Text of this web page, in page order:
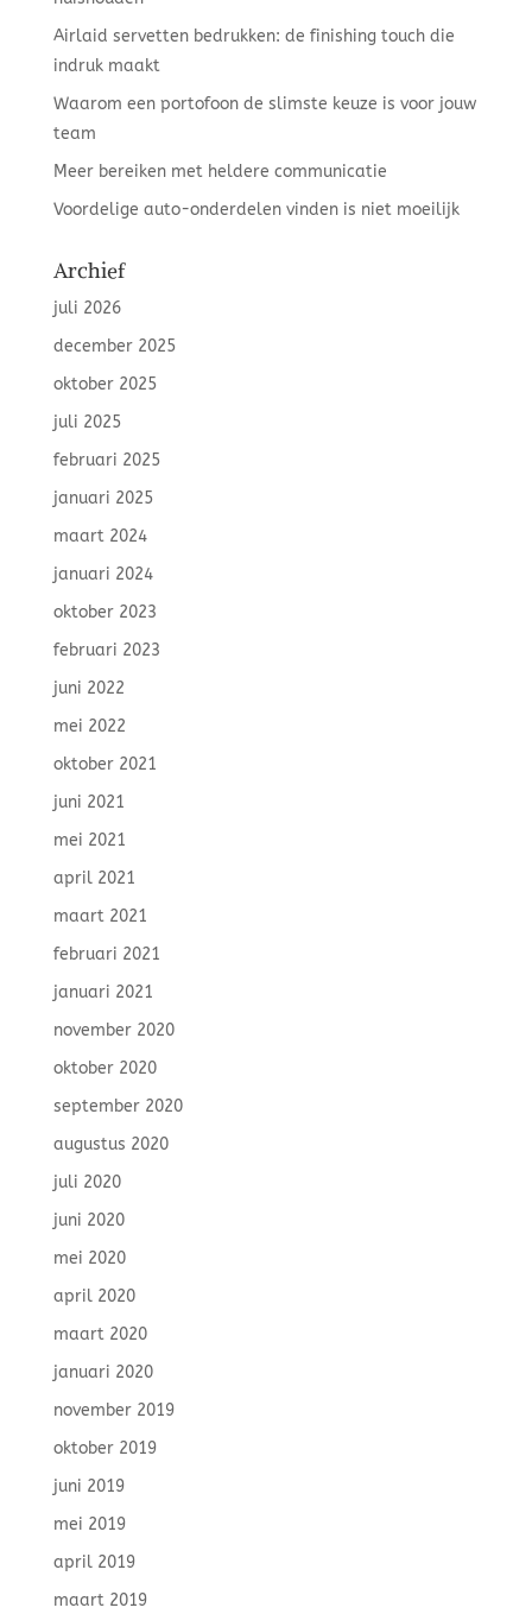
Airlaid servetten bedrukken: de finishing touch die
indruk maakt
Waarom een portofoon de slimste keuze is voor jouw
team
Meer bereiken met heldere communicatie
Voordelige auto-onderdelen vinden is niet moeilijk
Archief
juli 2026
december 2025
oktober 2025
juli 2025
februari 2025
januari 2025
maart 2024
januari 2024
oktober 2023
februari 2023
juni 2022
mei 2022
oktober 2021
juni 2021
mei 2021
april 2021
maart 2021
februari 2021
januari 2021
november 2020
oktober 2020
september 2020
augustus 2020
juli 2020
juni 2020
mei 2020
april 2020
maart 2020
januari 2020
november 2019
oktober 2019
juni 2019
mei 2019
april 2019
maart 2019